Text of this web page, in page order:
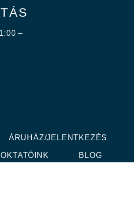
–
ÁRUHÁZ/JELENTKEZÉS
OKTATÓINK BLOG